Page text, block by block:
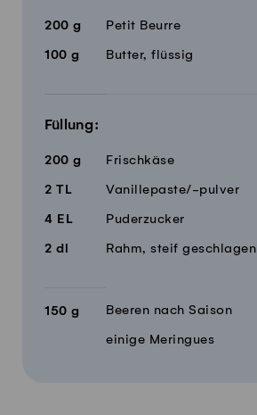
200 g Petit Beurre
100 g Butter, flüssig
Füllung:
200 g Frischkäse
2 TL Vanillepaste/-pulver
4 EL Puderzucker
2 dl Rahm, steif geschlagen
150 g Beeren nach Saison
einige Meringues